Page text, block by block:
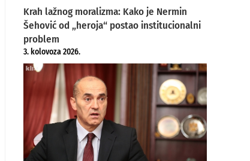
Krah lažnog moralizma: Kako je Nermin
Šehović od „heroja“ postao institucionalni
problem
3. kolovoza 2026.